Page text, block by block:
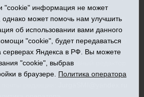
«Призыв»
© При использовании материалов
обязательна
Тюменская область, Юргинский
ул. Центральная, 49
89. Директор - главный редактор
Васильевна Ниязова
редакции:
"cookie" информация не может
однако может помочь нам улучшить
об использовании вами данного
"cookie", будет передаваться
серверах Яндекса в РФ. Вы можете
"cookie", выбрав
в браузере. Политика оператора